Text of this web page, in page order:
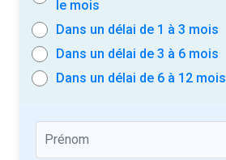
le mois
Dans un délai de 1 à 3 mois
Dans un délai de 3 à 6 mois
Dans un délai de 6 à 12 mois